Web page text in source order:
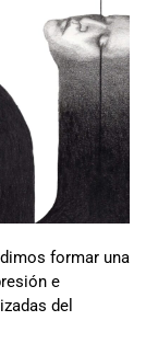
formar una
e
del